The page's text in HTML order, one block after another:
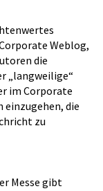
Weblog,
die
„langweilige“
im Corporate
einzugehen, die
zu
Messe gibt